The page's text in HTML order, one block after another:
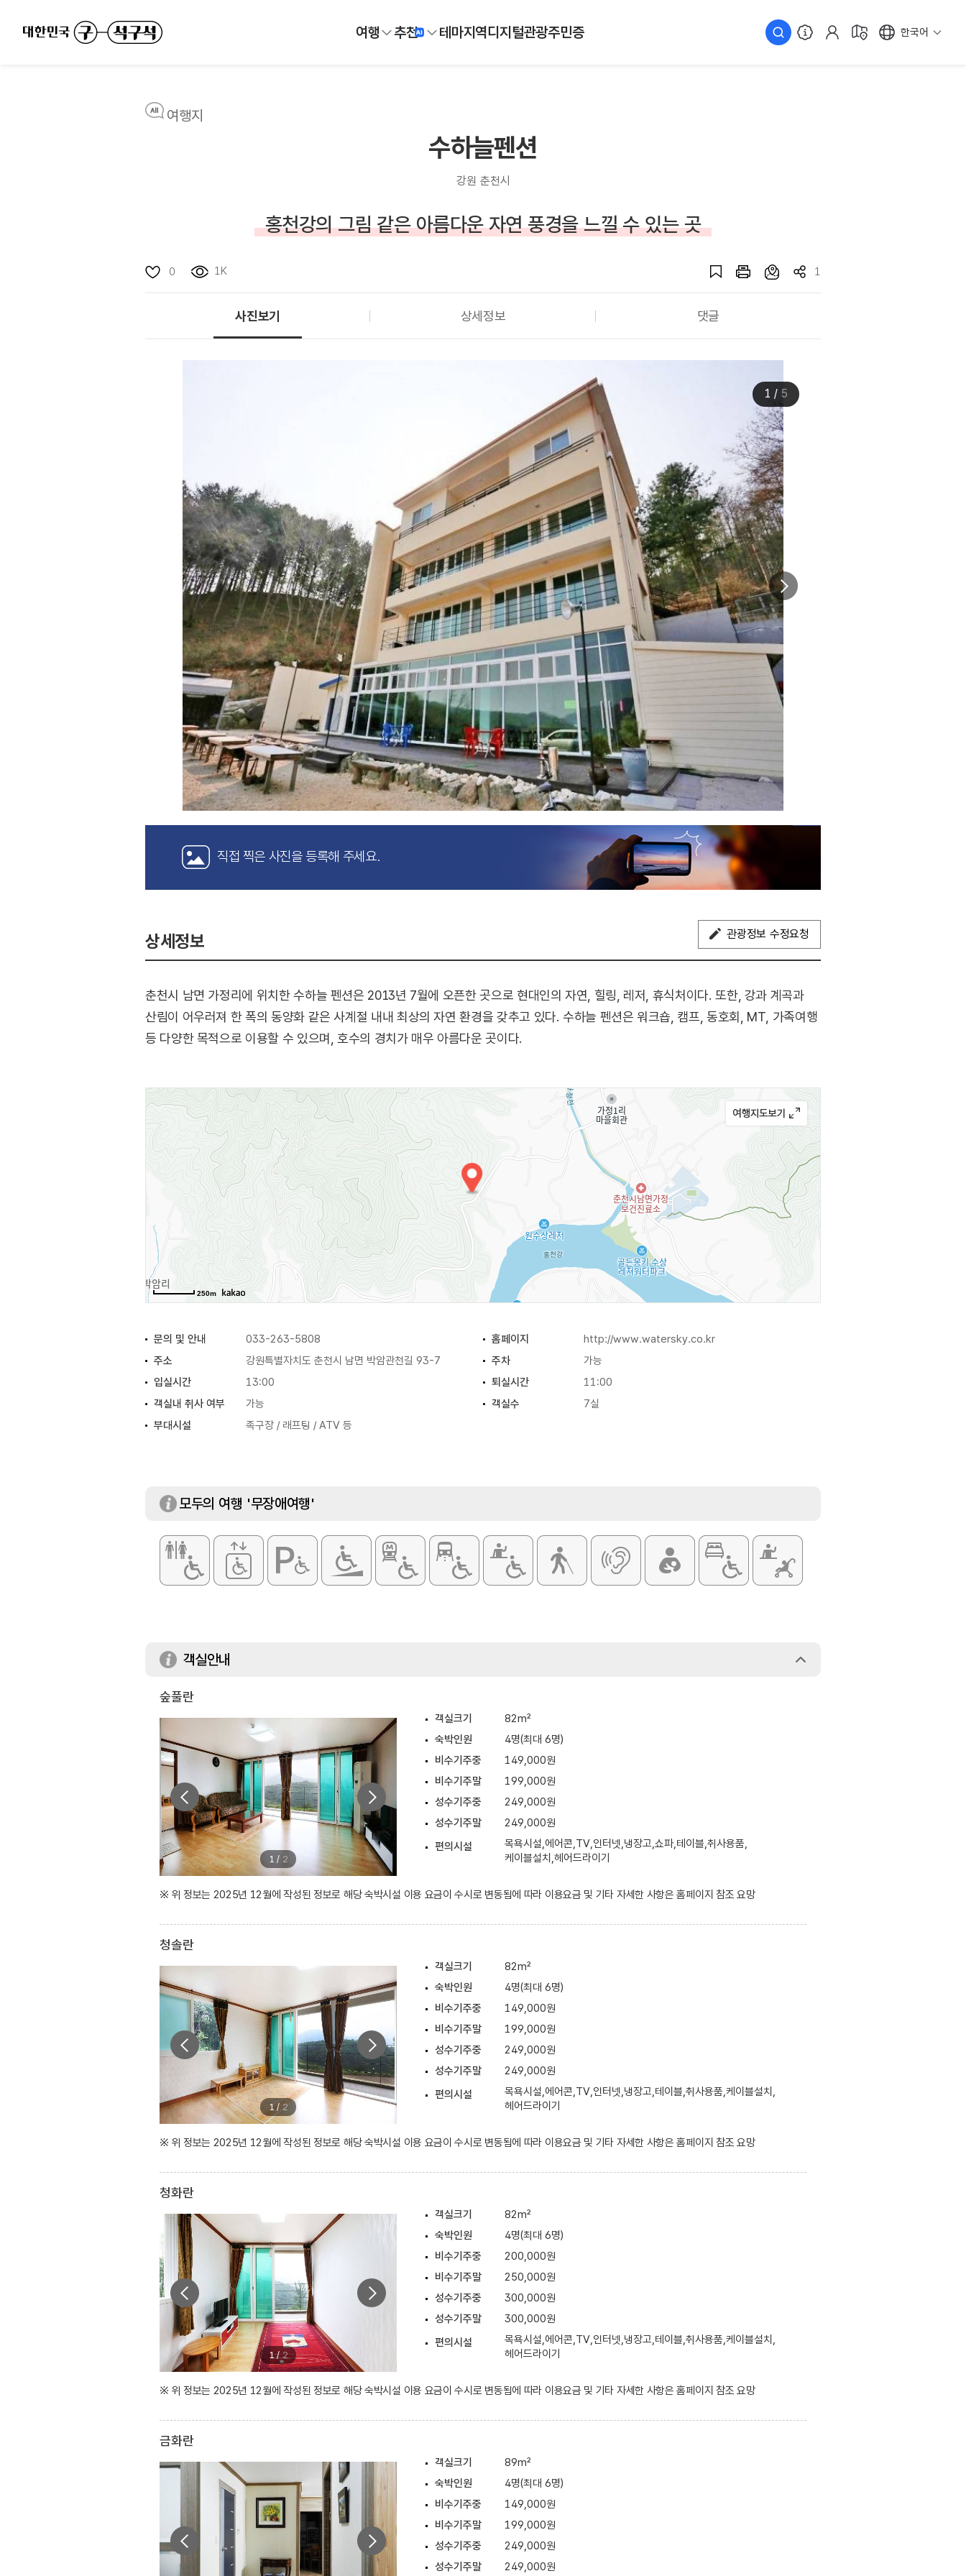
여행 추천 테마지역디지털관광주민증 한국어
여행지
수하늘펜션
강원 춘천시
홍천강의 그림 같은 아름다운 자연 풍경을 느낄 수 있는 곳
0 1K 1
사진보기 상세정보 댓글
1 / 5
직접 찍은 사진을 등록해 주세요.
상세정보 관광정보 수정요청
춘천시 남면 가정리에 위치한 수하늘 펜션은 2013년 7월에 오픈한 곳으로 현대인의 자연, 힐링, 레저, 휴식처이다. 또한, 강과 계곡과
산림이 어우러져 한 폭의 동양화 같은 사계절 내내 최상의 자연 환경을 갖추고 있다. 수하늘 펜션은 워크숍, 캠프, 동호회, MT, 가족여행
등 다양한 목적으로 이용할 수 있으며, 호수의 경치가 매우 아름다운 곳이다.
250m
문의 및 안내 033-263-5808 홈페이지
http://www.watersky.co.kr
주소
강원특별자치도 춘천시 남면 박암관천길 93-7 주차
가능
입실시간
13:00 퇴실시간
11:00
객실내 취사 여부
가능 객실수
7실
부대시설
족구장 / 래프팅 / ATV 등
모두의 여행 '무장애여행'
객실안내
숲풀란
1 / 2
객실크기
82m²
숙박인원
4명(최대 6명)
비수기주중
149,000원
비수기주말
199,000원
성수기주중
249,000원
성수기주말
249,000원
편의시설
목욕시설,에어콘,TV,인터넷,냉장고,쇼파,테이블,취사용품,
케이블설치,헤어드라이기
※ 위 정보는 2025년 12월에 작성된 정보로 해당 숙박시설 이용 요금이 수시로 변동됨에 따라 이용요금 및 기타 자세한 사항은 홈페이지 참조 요망
청솔란
1/2
객실크기
82m²
숙박인원
4명(최대 6명)
비수기주중
149,000원
비수기주말
199,000원
성수기주중
249,000원
성수기주말
249,000원
편의시설
목욕시설,에어콘,TV,인터넷,냉장고,테이블,취사용품,케이블설치,
헤어드라이기
※ 위 정보는 2025년 12월에 작성된 정보로 해당 숙박시설 이용 요금이 수시로 변동됨에 따라 이용요금 및 기타 자세한 사항은 홈페이지 참조 요망
청화란
1/2
객실크기
82m²
숙박인원
4명(최대 6명)
비수기주중
200,000원
비수기주말
250,000원
성수기주중
300,000원
성수기주말
300,000원
편의시설
목욕시설,에어콘,TV,인터넷,냉장고,테이블,취사용품,케이블설치,
헤어드라이기
※ 위 정보는 2025년 12월에 작성된 정보로 해당 숙박시설 이용 요금이 수시로 변동됨에 따라 이용요금 및 기타 자세한 사항은 홈페이지 참조 요망
금화란
객실크기
89m²
숙박인원
4명(최대 6명)
비수기주중
149,000원
비수기주말
199,000원
성수기주중
249,000원
성수기주말
249,000원